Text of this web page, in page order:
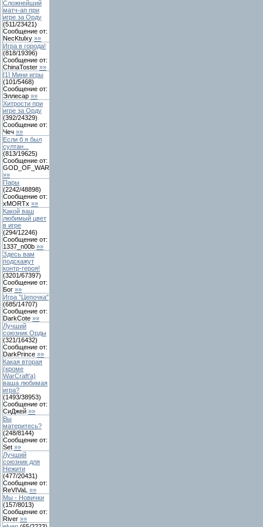
Сложнейший
матч-ап при
игре за Орду
(511/23421)
Сообщение от:
NecKtulxy »»
Игра в города!
(818/19396)
Сообщение от:
ChinaToster »»
[1] Мини игры
(101/5468)
Сообщение от:
Эллесар »»
Хитрости при
игре за Орду
(392/24329)
Сообщение от:
Чеч »»
Если б я был
султан...
(813/19625)
Сообщение от:
GOD_OF_WAR
»»
Пары
(2242/48898)
Сообщение от:
xMORTx »»
Какой ваш
любимый цвет
в игре
(294/12246)
Сообщение от:
1337_n00b »»
Здесь вам
подскажут
контр-героя!
(3201/67397)
Сообщение от:
Бог »»
Игра "Цепочка"
(685/14707)
Сообщение от:
DarkCote »»
Лучший
союзник Орды
(321/16432)
Сообщение от:
DarkPrince »»
Какая вторая
(кроме
WarCraft'a)
ваша любимая
игра?
(1493/38953)
Сообщение от:
СиДжей »»
Вы
материтесь?
(248/8144)
Сообщение от:
Set »»
Лучший
союзник для
Нежити
(477/20431)
Сообщение от:
ReVIVaL »»
Мы - Новички
(157/8013)
Сообщение от:
River »»